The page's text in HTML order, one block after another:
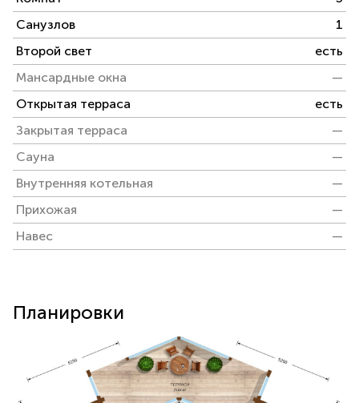
Санузлов
1
Второй свет
есть
Мансардные окна
—
Открытая терраса
есть
Закрытая терраса
—
Сауна
—
Внутренняя котельная
—
Прихожая
—
Навес
—
Планировки